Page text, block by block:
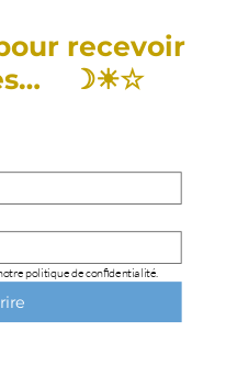
politique de confidentialité.
recevoir
☽☀︎☆